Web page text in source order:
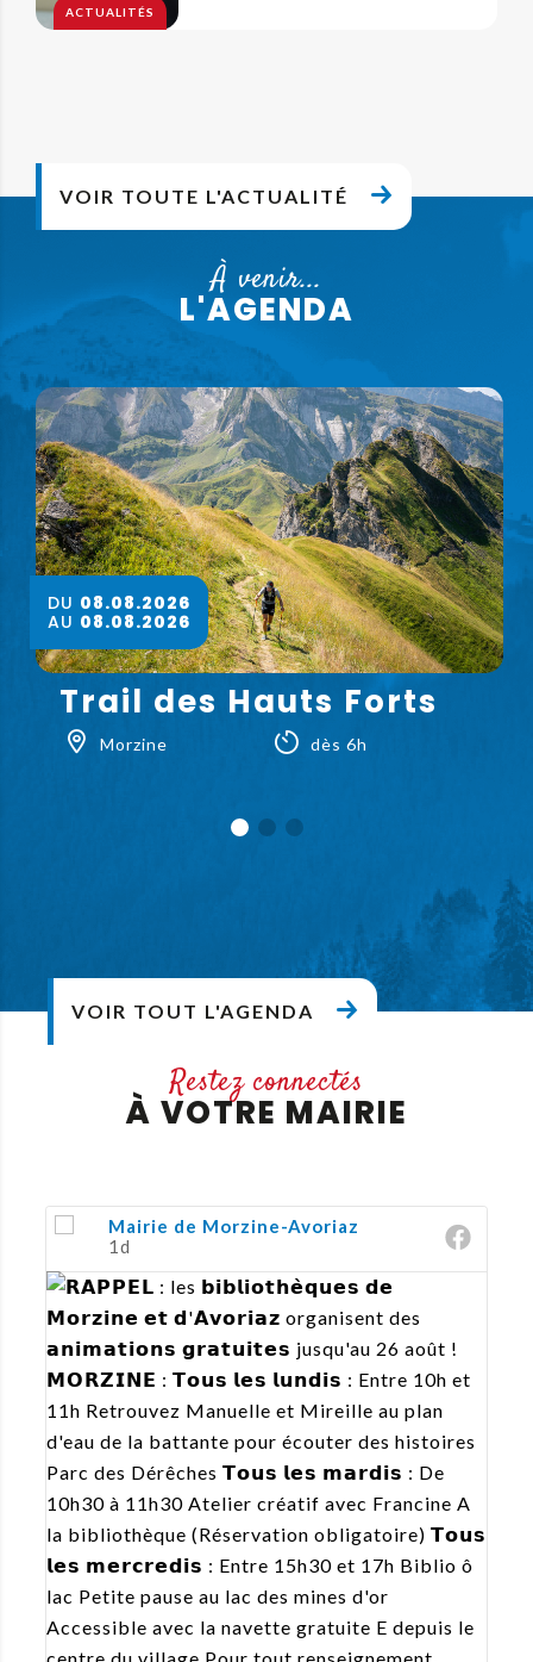
ACTUALITÉS
VOIR TOUTE L'ACTUALITÉ
À venir...
L'AGENDA
DU 08.08.2026
AU 08.08.2026
Trail des Hauts Forts
Morzine dès 6h
VOIR TOUT L'AGENDA
Restez connectés
À VOTRE MAIRIE
Mairie de Morzine-Avoriaz
1d